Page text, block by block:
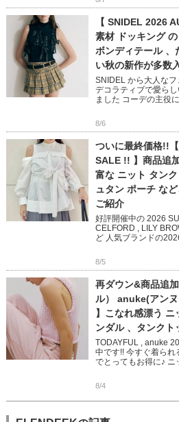
【 SNIDEL 2026
素材 ドッキング
ボンディテール 、
い秋の新作が多数
SNIDEL から大人な
デコラティブで愛ら
ました コーデの主役
8/6
ついに最終価格!!
SALE !! 】商品追
富な ニット タン
ュタン ポーチ な
ご紹介
好評開催中の 2026
CELFORD , LILY
ど 人気ブランドの
8/5
再ダウン&商品追
ル） anuke(アン
】こなれ感漂う ニ
ンダル 、タンク
TODAYFUL , anuke
中です!! 今すぐ着ら
でとってもお得に♪ ニ
8/4